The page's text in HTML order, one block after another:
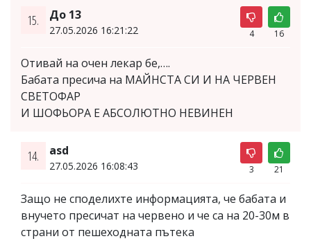
15. До 13
27.05.2026 16:21:22 4 16
Отивай на очен лекар бе,….
Бабата пресича на МАЙНСТА СИ И НА ЧЕРВЕН
СВЕТОФАР
И ШОФЬОРА Е АБСОЛЮТНО НЕВИНЕН
14. asd
27.05.2026 16:08:43 3 21
Защо не споделихте информацията, че бабата и
внучето пресичат на червено и че са на 20-30м в
страни от пешеходната пътека